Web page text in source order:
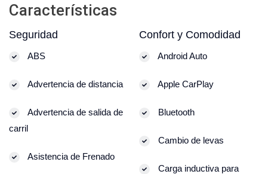
Características
Seguridad
ABS
Advertencia de distancia
Advertencia de salida de
carril
Asistencia de Frenado
Confort y Comodidad
Android Auto
Apple CarPlay
Bluetooth
Cambio de levas
Carga inductiva para